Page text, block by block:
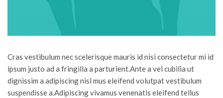
Cras vestibulum nec scelerisque mauris id nisi consectetur mi id
ipsum justo ad a fringilla a parturient.Ante a vel cubilia ut
dignissim a adipiscing nisl mus eleifend volutpat vestibulum
suspendisse a.Adipiscing vivamus venenatis eleifend tellus